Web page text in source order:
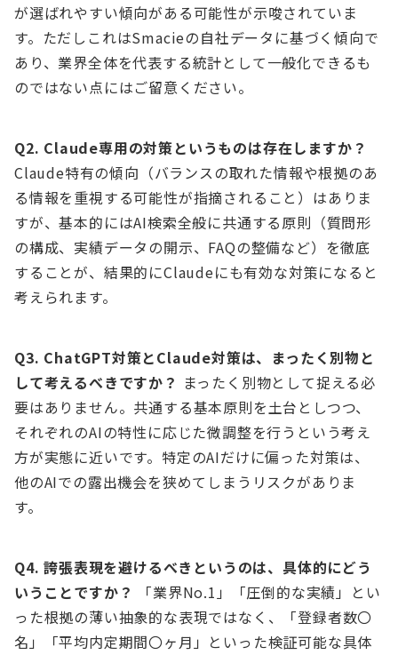
が選ばれやすい傾向がある可能性が示唆されていま
す。ただしこれはSmacieの自社データに基づく傾向で
あり、業界全体を代表する統計として一般化できるも
のではない点にはご留意ください。
Q2. Claude専用の対策というものは存在しますか？
Claude特有の傾向（バランスの取れた情報や根拠のあ
る情報を重視する可能性が指摘されること）はありま
すが、基本的にはAI検索全般に共通する原則（質問形
の構成、実績データの開示、FAQの整備など）を徹底
することが、結果的にClaudeにも有効な対策になると
考えられます。
Q3. ChatGPT対策とClaude対策は、まったく別物と
して考えるべきですか？ まったく別物として捉える必
要はありません。共通する基本原則を土台としつつ、
それぞれのAIの特性に応じた微調整を行うという考え
方が実態に近いです。特定のAIだけに偏った対策は、
他のAIでの露出機会を狭めてしまうリスクがありま
す。
Q4. 誇張表現を避けるべきというのは、具体的にどう
いうことですか？
「業界No.1」「圧倒的な実績」とい
った根拠の薄い抽象的な表現ではなく、「登録者数〇
名」「平均内定期間〇ヶ月」といった検証可能な具体